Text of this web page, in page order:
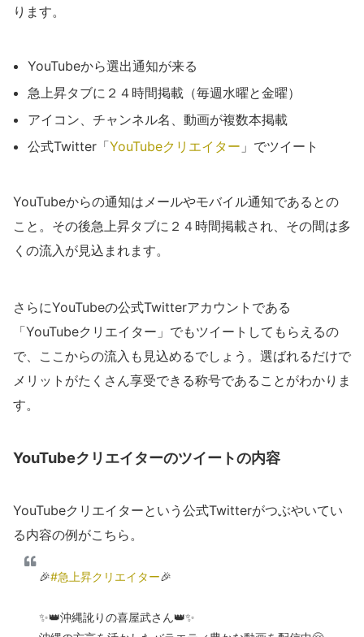
ります。
YouTubeから選出通知が来る
急上昇タブに２４時間掲載（毎週水曜と金曜）
アイコン、チャンネル名、動画が複数本掲載
公式Twitter「YouTubeクリエイター 」でツイート
YouTubeからの通知はメールやモバイル通知であるとの
こと。その後急上昇タブに２４時間掲載され、その間は多
くの流入が見込まれます。
さらにYouTubeの公式Twitterアカウントである
「YouTubeクリエイター」でもツイートしてもらえるの
で、ここからの流入も見込めるでしょう。選ばれるだけで
メリットがたくさん享受できる称号であることがわかりま
す。
YouTubeクリエイターのツイートの内容
YouTubeクリエイターという公式Twitterがつぶやいてい
る内容の例がこちら。
🎉#急上昇クリエイター🎉
✨👑沖縄訛りの喜屋武さん👑✨